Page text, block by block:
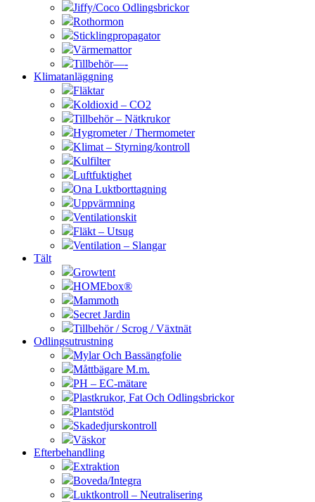
Jiffy/Coco Odlingsbrickor
Rothormon
Sticklingpropagator
Värmemattor
Tillbehör—-
Klimatanläggning
Fläktar
Koldioxid – CO2
Tillbehör – Nätkrukor
Hygrometer / Thermometer
Klimat – Styrning/kontroll
Kulfilter
Luftfuktighet
Ona Luktborttagning
Uppvärmning
Ventilationskit
Fläkt – Utsug
Ventilation – Slangar
Tält
Growtent
HOMEbox®
Mammoth
Secret Jardin
Tillbehör / Scrog / Växtnät
Odlingsutrustning
Mylar Och Bassängfolie
Måttbägare M.m.
PH – EC-mätare
Plastkrukor, Fat Och Odlingsbrickor
Plantstöd
Skadedjurskontroll
Väskor
Efterbehandling
Extraktion
Boveda/Integra
Luktkontroll – Neutralisering